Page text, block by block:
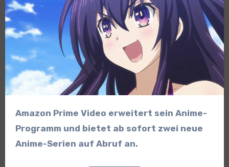
Amazon Prime Video erweitert sein Anime-
Programm und bietet ab sofort zwei neue
Anime-Serien auf Abruf an.